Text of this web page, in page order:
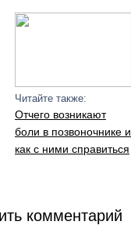
Читайте также:
Отчего возникают
боли в позвоночнике и
как с ними справиться
комментарий